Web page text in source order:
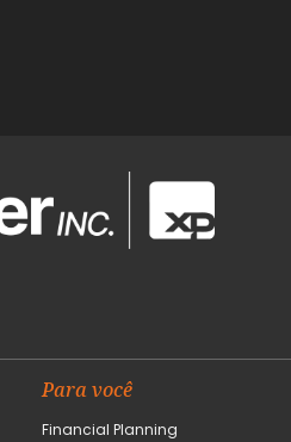
Para você
Financial Planning